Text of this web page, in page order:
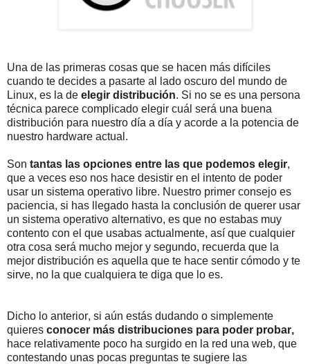
Una de las primeras cosas que se hacen más difíciles
cuando te decides a pasarte al lado oscuro del mundo de
Linux, es la de elegir distribución. Si no se es una persona
técnica parece complicado elegir cuál será una buena
distribución para nuestro día a día y acorde a la potencia de
nuestro hardware actual.
Son tantas las opciones entre las que podemos elegir,
que a veces eso nos hace desistir en el intento de poder
usar un sistema operativo libre. Nuestro primer consejo es
paciencia, si has llegado hasta la conclusión de querer usar
un sistema operativo alternativo, es que no estabas muy
contento con el que usabas actualmente, así que cualquier
otra cosa será mucho mejor y segundo, recuerda que la
mejor distribución es aquella que te hace sentir cómodo y te
sirve, no la que cualquiera te diga que lo es.
Dicho lo anterior, si aún estás dudando o simplemente
quieres conocer más distribuciones para poder probar,
hace relativamente poco ha surgido en la red una web, que
contestando unas pocas preguntas te sugiere las